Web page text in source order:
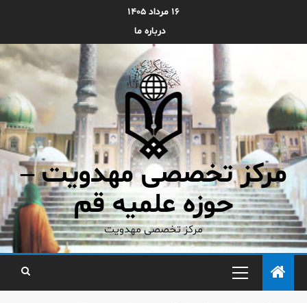
۱۶ مرداد ۱۴۰۵
درباره ما
مرکز تخصصی مهدویت –
حوزه علمیه قم
مرکز تخصصی مهدویت